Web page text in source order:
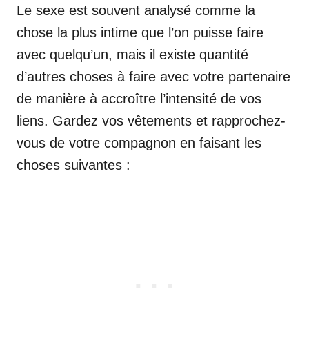
Le sexe est souvent analysé comme la
chose la plus intime que l’on puisse faire
avec quelqu’un, mais il existe quantité
d’autres choses à faire avec votre partenaire
de manière à accroître l’intensité de vos
liens. Gardez vos vêtements et rapprochez-
vous de votre compagnon en faisant les
choses suivantes :